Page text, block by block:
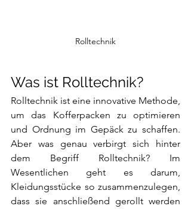
Rolltechnik
Was ist Rolltechnik?
Rolltechnik ist eine innovative Methode,
um das Kofferpacken zu optimieren
und Ordnung im Gepäck zu schaffen.
Aber was genau verbirgt sich hinter
dem Begriff Rolltechnik? Im
Wesentlichen geht es darum,
Kleidungsstücke so zusammenzulegen,
dass sie anschließend gerollt werden